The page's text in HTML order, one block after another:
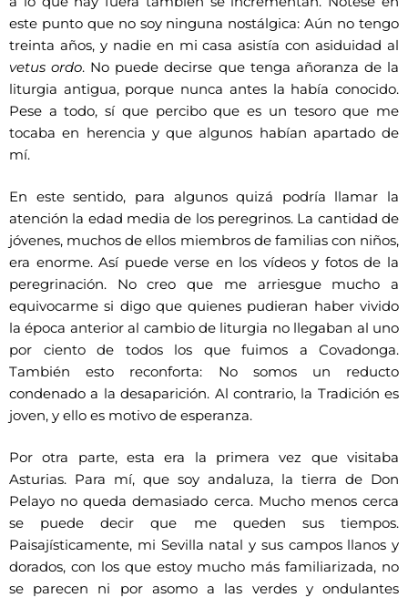
este punto que no soy ninguna nostálgica: Aún no tengo
treinta años, y nadie en mi casa asistía con asiduidad al
vetus ordo. No puede decirse que tenga añoranza de la
liturgia antigua, porque nunca antes la había conocido.
Pese a todo, sí que percibo que es un tesoro que me
tocaba en herencia y que algunos habían apartado de
mí.
En este sentido, para algunos quizá podría llamar la
atención la edad media de los peregrinos. La cantidad de
jóvenes, muchos de ellos miembros de familias con niños,
era enorme. Así puede verse en los vídeos y fotos de la
peregrinación. No creo que me arriesgue mucho a
equivocarme si digo que quienes pudieran haber vivido
la época anterior al cambio de liturgia no llegaban al uno
por ciento de todos los que fuimos a Covadonga.
También esto reconforta: No somos un reducto
condenado a la desaparición. Al contrario, la Tradición es
joven, y ello es motivo de esperanza.
Por otra parte, esta era la primera vez que visitaba
Asturias. Para mí, que soy andaluza, la tierra de Don
Pelayo no queda demasiado cerca. Mucho menos cerca
se puede decir que me queden sus tiempos.
Paisajísticamente, mi Sevilla natal y sus campos llanos y
dorados, con los que estoy mucho más familiarizada, no
se parecen ni por asomo a las verdes y ondulantes